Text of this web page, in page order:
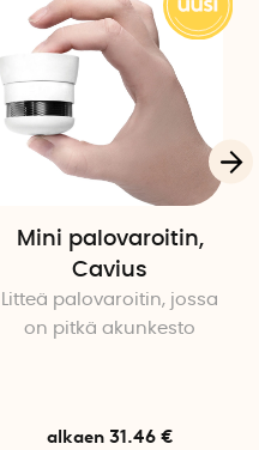
Mini palovaroitin,
Cavius
Litteä palovaroitin, jossa
on pitkä akunkesto
alkaen 31.46 €